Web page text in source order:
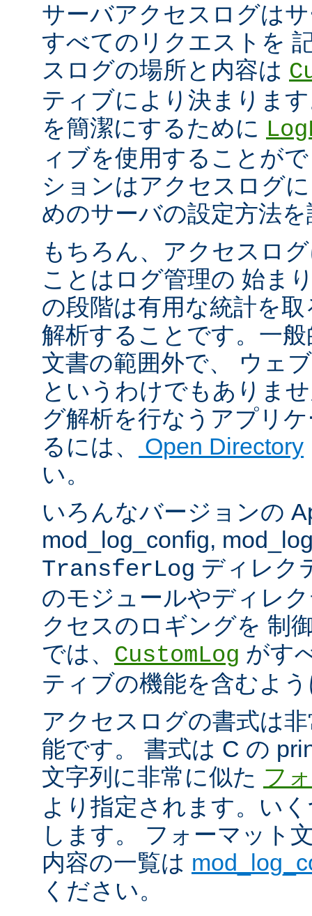
サーバアクセスログは
すべてのリクエストを
スログの場所と内容は
ティブにより決まりま
を簡潔にするために
ィブを使用することが
ションはアクセスログ
めのサーバの設定方法
もちろん、アクセスロ
ことはログ管理の 始ま
の段階は有用な統計を
解析することです。一
文書の範囲外で、 ウェ
というわけでもありま
グ解析を行なうアプリ
るには、
Open Directory
い。
いろんなバージョンの
mod_log_config,
TransferLog ディレク
のモジュールやディレ
クセスのロギングを 制
では、 CustomLog がす
ティブの機能を含むよ
アクセスログの書式は
能です。 書式は C の
文字列に非常に似た フ
より指定されます。い
します。 フォーマット
内容の一覧は
ください。